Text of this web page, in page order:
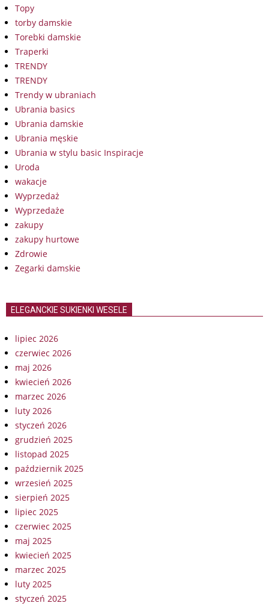
Topy
torby damskie
Torebki damskie
Traperki
TRENDY
TRENDY
Trendy w ubraniach
Ubrania basics
Ubrania damskie
Ubrania męskie
Ubrania w stylu basic Inspiracje
Uroda
wakacje
Wyprzedaż
Wyprzedaże
zakupy
zakupy hurtowe
Zdrowie
Zegarki damskie
ELEGANCKIE SUKIENKI WESELE
lipiec 2026
czerwiec 2026
maj 2026
kwiecień 2026
marzec 2026
luty 2026
styczeń 2026
grudzień 2025
listopad 2025
październik 2025
wrzesień 2025
sierpień 2025
lipiec 2025
czerwiec 2025
maj 2025
kwiecień 2025
marzec 2025
luty 2025
styczeń 2025